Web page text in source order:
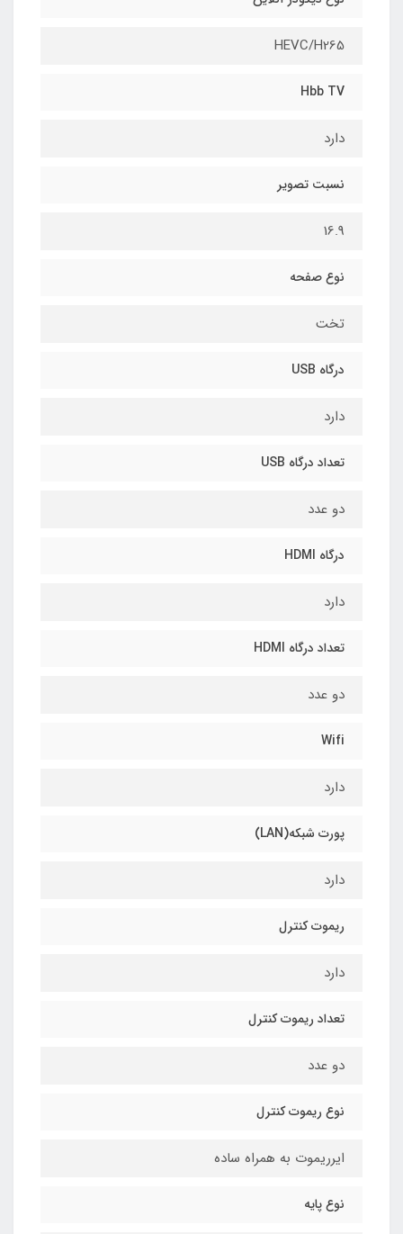
HEVC/H265
Hbb TV
دارد
نسبت تصویر
16.9
نوع صفحه
تخت
درگاه USB
دارد
تعداد درگاه USB
دو عدد
درگاه HDMI
دارد
تعداد درگاه HDMI
دو عدد
Wifi
دارد
پورت شبکه(LAN)
دارد
ریموت کنترل
دارد
تعداد ریموت کنترل
دو عدد
نوع ریموت کنترل
ایرریموت به همراه ساده
نوع پایه